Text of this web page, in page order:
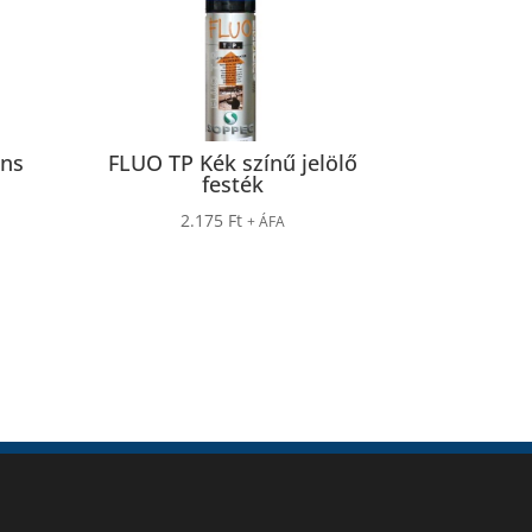
FLUO TP Kék színű jelölő
festék
2.175 Ft + ÁFA